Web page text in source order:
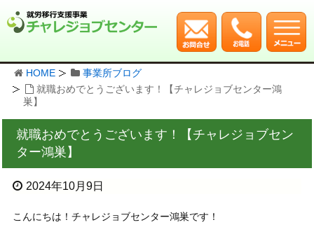
HOME
事業所ブログ
就職おめでとうございます！【チャレジョブセンター鴻
巣】
就職おめでとうございます！【チャレジョブセン
ター鴻巣】
2024年10月9日
こんにちは！チャレジョブセンター鴻巣です！